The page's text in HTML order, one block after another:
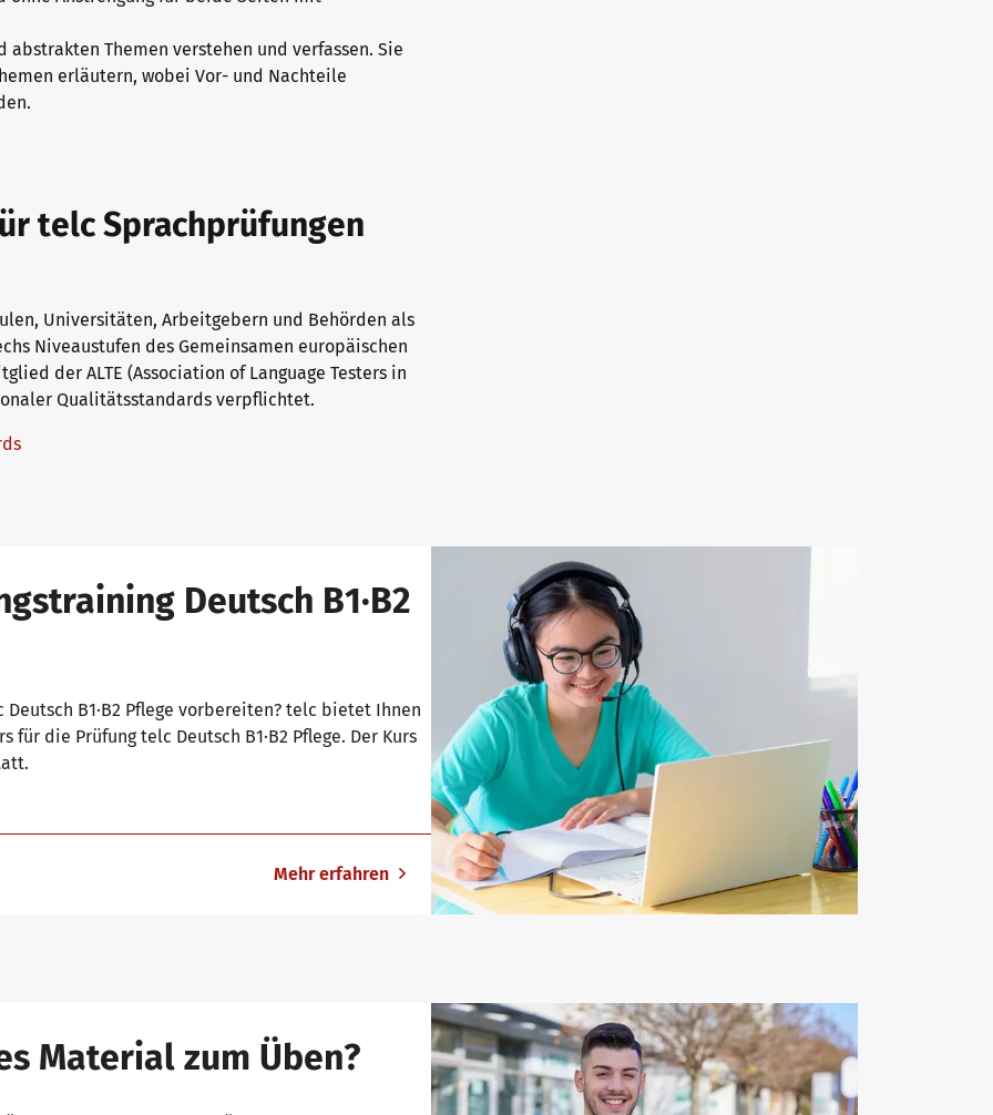
Themen verstehen und verfassen. Sie
erläutern, wobei Vor- und Nachteile
telc Sprachprüfungen
Universitäten, Arbeitgebern und Behörden als
Niveaustufen des Gemeinsamen europäischen
der ALTE (Association of Language Testers in
Qualitätsstandards verpflichtet.
Deutsch B1∙B2
B1∙B2 Pflege vorbereiten? telc bietet Ihnen
die Prüfung telc Deutsch B1∙B2 Pflege. Der Kurs
Mehr erfahren
Material zum Üben?